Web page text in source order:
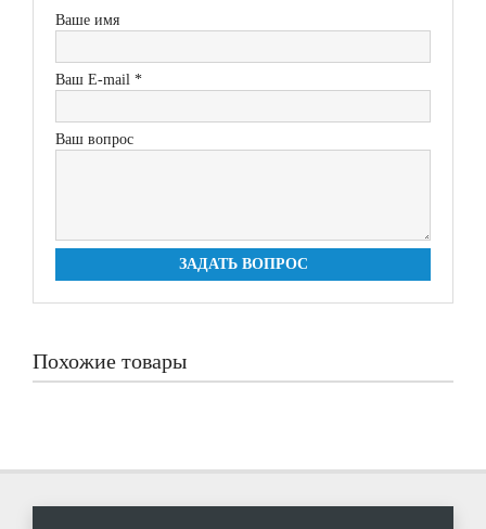
Ваше имя
Ваш E-mail *
Ваш вопрос
ЗАДАТЬ ВОПРОС
Похожие товары